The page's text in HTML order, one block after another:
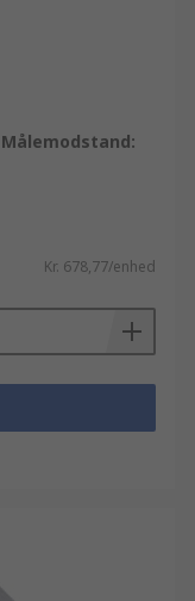
Målemodstand:
Kr. 678,77/enhed